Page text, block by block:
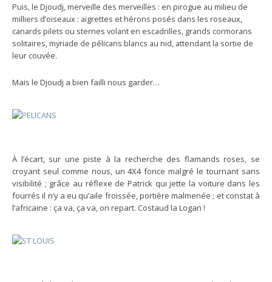
Puis, le Djoudj, merveille des merveilles : en pirogue au milieu de
milliers d’oiseaux : aigrettes et hérons posés dans les roseaux,
canards pilets ou sternes volant en escadrilles, grands cormorans
solitaires, myriade de pélicans blancs au nid, attendant la sortie de
leur couvée.
Mais le Djoudj a bien failli nous garder…
À l’écart, sur une piste à la recherche des flamands roses, se
croyant seul comme nous, un 4X4 fonce malgré le tournant sans
visibilité ; grâce au réflexe de Patrick qui jette la voiture dans les
fourrés il n’y a eu qu’aile froissée, portière malmenée ; et constat à
l’africaine : ça va, ça va, on repart. Costaud la Logan !